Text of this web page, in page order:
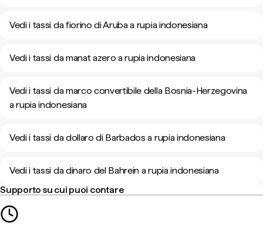
Vedi i tassi da fiorino di Aruba a rupia indonesiana
Vedi i tassi da manat azero a rupia indonesiana
Vedi i tassi da marco convertibile della Bosnia-Herzegovina
a rupia indonesiana
Vedi i tassi da dollaro di Barbados a rupia indonesiana
Vedi i tassi da dinaro del Bahrein a rupia indonesiana
Supporto su cui puoi contare